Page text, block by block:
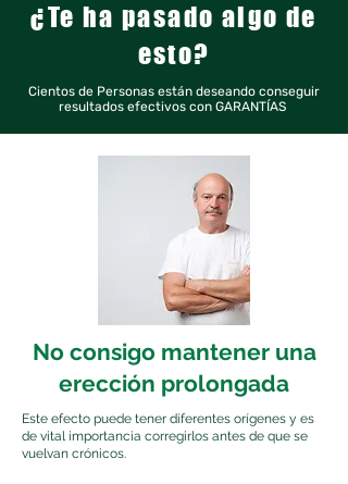
¿Te ha pasado algo de
esto?
Cientos de Personas están deseando conseguir
resultados efectivos con GARANTÍAS
No consigo mantener una
erección prolongada
Este efecto puede tener diferentes orígenes y es
de vital importancia corregirlos antes de que se
vuelvan crónicos.